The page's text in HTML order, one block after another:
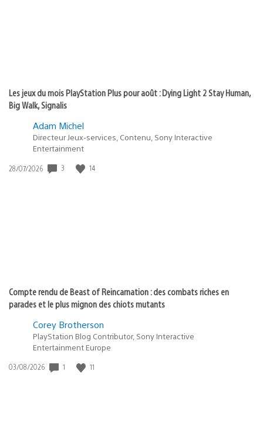
Les jeux du mois PlayStation Plus pour août : Dying Light 2 Stay Human,
Big Walk, Signalis
Adam Michel
Directeur Jeux-services, Contenu, Sony Interactive
Entertainment
Date
28/07/2026 3 14
Compte rendu de Beast of Reincarnation : des combats riches en
parades et le plus mignon des chiots mutants
Corey Brotherson
PlayStation Blog Contributor, Sony Interactive
Entertainment Europe
Date
03/08/2026 1 11